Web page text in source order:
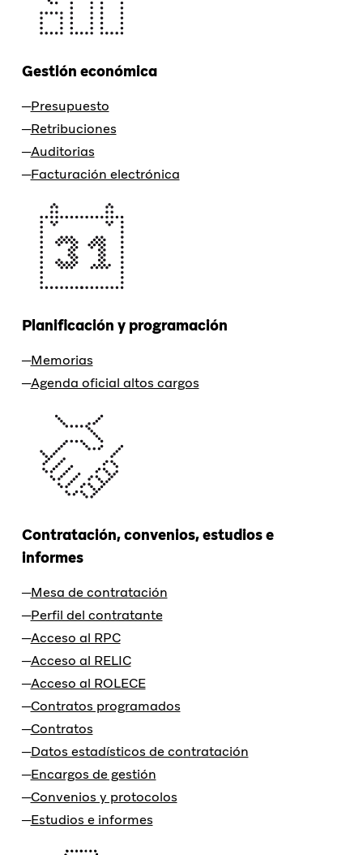
Gestión económica
Presupuesto
Retribuciones
Auditorias
Facturación electrónica
Planificación y programación
Memorias
Agenda oficial altos cargos
Contratación, convenios, estudios e
informes
Mesa de contratación
Perfil del contratante
Acceso al RPC
Acceso al RELIC
Acceso al ROLECE
Contratos programados
Contratos
Datos estadísticos de contratación
Encargos de gestión
Convenios y protocolos
Estudios e informes